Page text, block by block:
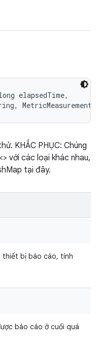
elapsedTime,
KHẮC PHỤC: Chúng
với các loại khác nhau,
tại đây.
thiết bị báo cáo, tính
báo cáo ở cuối quá